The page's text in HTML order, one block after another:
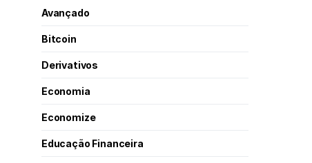
Avançado
Bitcoin
Derivativos
Economia
Economize
Educação Financeira